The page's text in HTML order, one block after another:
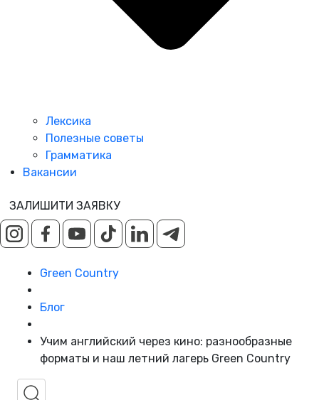
Лексика
Полезные советы
Грамматика
Вакансии
ЗАЛИШИТИ ЗАЯВКУ
Green Country
Блог
Учим английский через кино: разнообразные
форматы и наш летний лагерь Green Country